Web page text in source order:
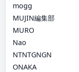
mogg
MUJIN編集部
MURO
Nao
NTNTGNGN
ONAKA